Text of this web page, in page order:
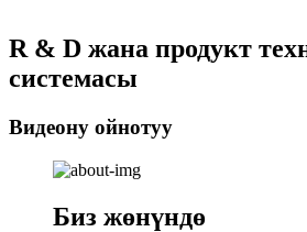
R & D жана продукт
системасы
Видеону ойнотуу
Биз жөнүндө